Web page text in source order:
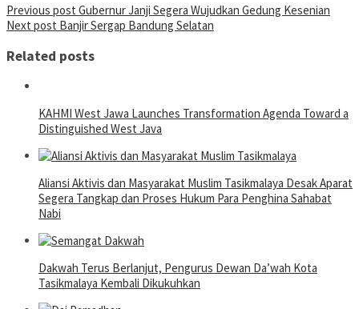
Post
navigation
Previous post Gubernur Janji Segera Wujudkan Gedung Kesenian
Next post Banjir Sergap Bandung Selatan
Related posts
KAHMI West Jawa Launches Transformation Agenda Toward a
Distinguished West Java
Aliansi Aktivis dan Masyarakat Muslim Tasikmalaya Desak Aparat
Segera Tangkap dan Proses Hukum Para Penghina Sahabat
Nabi
Dakwah Terus Berlanjut, Pengurus Dewan Da’wah Kota
Tasikmalaya Kembali Dikukuhkan